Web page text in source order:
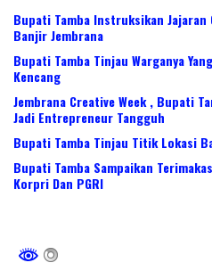
Bupati Tamba Instruksikan Jajaran
Banjir Jembrana
Bupati Tamba Tinjau Warganya
Kencang
Jembrana Creative Week , Bupati
Jadi Entrepreneur Tangguh
Bupati Tamba Tinjau Titik Lokasi
Bupati Tamba Sampaikan
Korpri Dan PGRI